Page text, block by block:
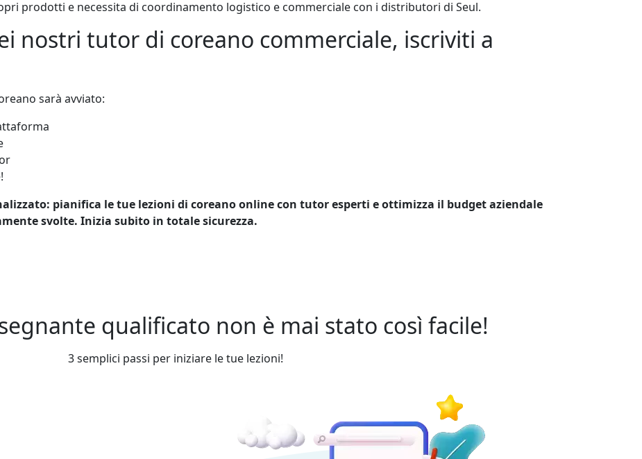
prodotti e necessita di coordinamento logistico e commerciale con i distributori di Seul.
nostri tutor di coreano commerciale, iscriviti a
sarà avviato:
pianifica le tue lezioni di coreano online con tutor esperti e ottimizza il budget aziendale
svolte. Inizia subito in totale sicurezza.
qualificato non è mai stato così facile!
3 semplici passi per iniziare le tue lezioni!